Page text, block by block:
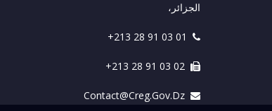
الجزائر،
+213 28 91 03 01
+213 28 91 03 02
Contact@creg.gov.dz